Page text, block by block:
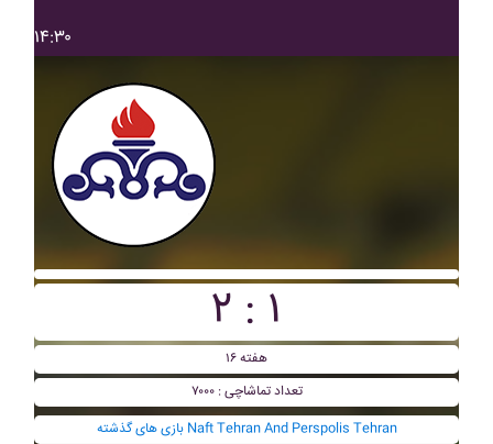
۱۴:۳۰
۲ : ۱
هفته ۱۶
تعداد تماشاچی : ۷۰۰۰
بازی های گذشته Naft Tehran And Perspolis Tehran